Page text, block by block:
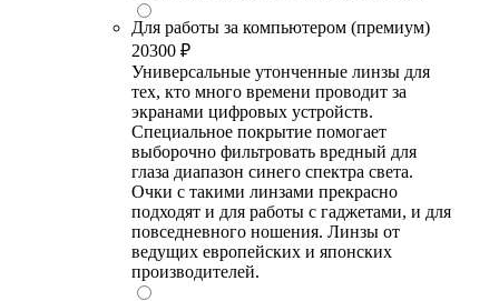
Для работы за компьютером (премиум)
20300 ₽
Универсальные утонченные линзы для
тех, кто много времени проводит за
экранами цифровых устройств.
Специальное покрытие помогает
выборочно фильтровать вредный для
глаза диапазон синего спектра света.
Очки с такими линзами прекрасно
подходят и для работы с гаджетами, и для
повседневного ношения. Линзы от
ведущих европейских и японских
производителей.